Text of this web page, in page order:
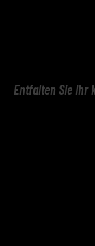
Entfalten Sie Ihr